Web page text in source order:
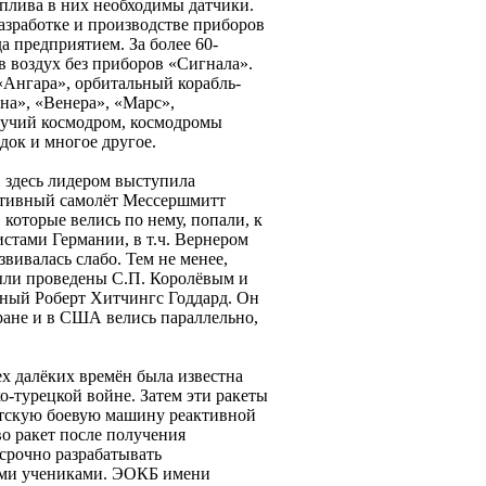
в них необходимы датчики.
и производстве приборов
предприятием. За более 60-
без приборов «Сигнала».
орбитальный корабль-
«Венера», «Марс»,
космодром, космодромы
и многое другое.
лидером выступила
самолёт Мессершмитт
велись по нему, попали, к
Германии, в т.ч. Вернером
слабо. Тем не менее,
проведены С.П. Королёвым и
Роберт Хитчингс Годдард. Он
и в США велись параллельно,
времён была известна
турецкой войне. Затем эти ракеты
боевую машину реактивной
после получения
разрабатывать
учениками. ЭОКБ имени